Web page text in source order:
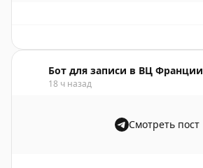
Бот для записи в ВЦ Франции
18 ч назад
Смотреть пост